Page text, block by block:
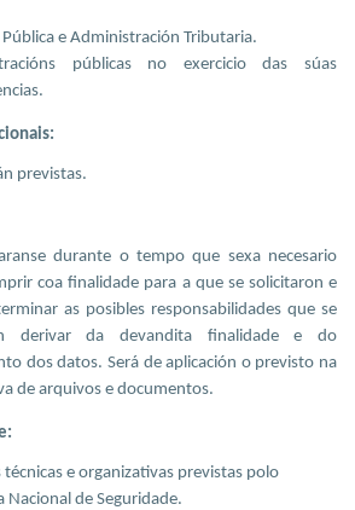
Pública e Administración Tributaria.
públicas no exercicio das súas
previstas.
durante o tempo que sexa necesario
coa finalidade para a que se solicitaron e
as posibles responsabilidades que se
derivar da devandita finalidade e do
dos datos. Será de aplicación o previsto na
de arquivos e documentos.
técnicas e organizativas previstas polo
Nacional de Seguridade.